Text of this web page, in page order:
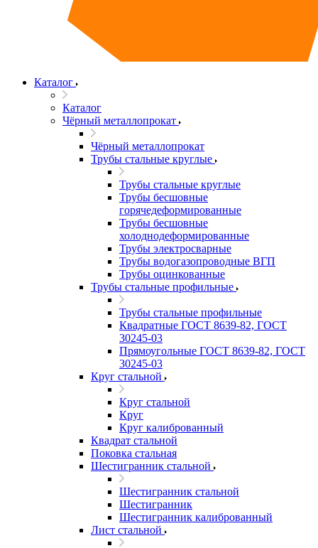
Каталог
Каталог
Чёрный металлопрокат
Чёрный металлопрокат
Трубы стальные круглые
Трубы стальные круглые
Трубы бесшовные
горячедеформированные
Трубы бесшовные
холоднодеформированные
Трубы электросварные
Трубы водогазопроводные ВГП
Трубы оцинкованные
Трубы стальные профильные
Трубы стальные профильные
Квадратные ГОСТ 8639-82, ГОСТ
30245-03
Прямоугольные ГОСТ 8639-82, ГОСТ
30245-03
Круг стальной
Круг стальной
Круг
Круг калиброванный
Квадрат стальной
Поковка стальная
Шестигранник стальной
Шестигранник стальной
Шестигранник
Шестигранник калиброванный
Лист стальной